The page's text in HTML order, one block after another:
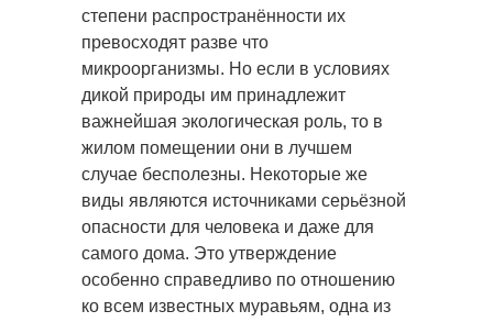
степени распространённости их
превосходят разве что
микроорганизмы. Но если в условиях
дикой природы им принадлежит
важнейшая экологическая роль, то в
жилом помещении они в лучшем
случае бесполезны. Некоторые же
виды являются источниками серьёзной
опасности для человека и даже для
самого дома. Это утверждение
особенно справедливо по отношению
ко всем известных муравьям, одна из